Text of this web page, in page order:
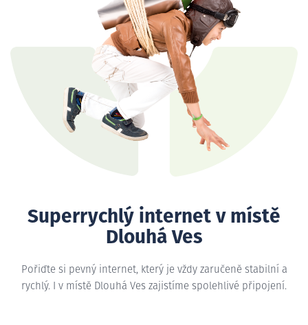
Superrychlý internet v místě
Dlouhá Ves
Pořiďte si pevný internet, který je vždy zaručeně stabilní a
rychlý. I v místě Dlouhá Ves zajistíme spolehlivé připojení.